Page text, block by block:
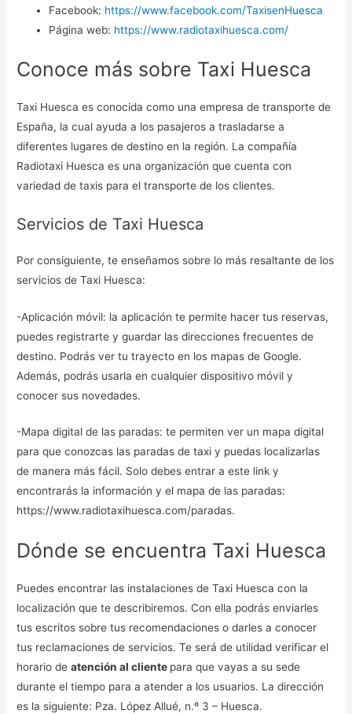
Facebook: https://www.facebook.com/TaxisenHuesca
Página web: https://www.radiotaxihuesca.com/
Conoce más sobre Taxi Huesca
Taxi Huesca es conocida como una empresa de transporte de
España, la cual ayuda a los pasajeros a trasladarse a
diferentes lugares de destino en la región. La compañía
Radiotaxi Huesca es una organización que cuenta con
variedad de taxis para el transporte de los clientes.
Servicios de Taxi Huesca
Por consiguiente, te enseñamos sobre lo más resaltante de los
servicios de Taxi Huesca:
-Aplicación móvil: la aplicación te permite hacer tus reservas,
puedes registrarte y guardar las direcciones frecuentes de
destino. Podrás ver tu trayecto en los mapas de Google.
Además, podrás usarla en cualquier dispositivo móvil y
conocer sus novedades.
-Mapa digital de las paradas: te permiten ver un mapa digital
para que conozcas las paradas de taxi y puedas localizarlas
de manera más fácil. Solo debes entrar a este link y
encontrarás la información y el mapa de las paradas:
https://www.radiotaxihuesca.com/paradas.
Dónde se encuentra Taxi Huesca
Puedes encontrar las instalaciones de Taxi Huesca con la
localización que te describiremos. Con ella podrás enviarles
tus escritos sobre tus recomendaciones o darles a conocer
tus reclamaciones de servicios. Te será de utilidad verificar el
horario deatención al cliente para que vayas a su sede
durante el tiempo para a atender a los usuarios. La dirección
es la siguiente: Pza. López Allué, n.º 3 – Huesca.